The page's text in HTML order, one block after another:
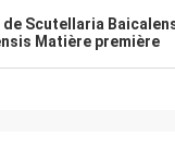
Scutellaria
Matière première